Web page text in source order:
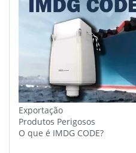
Exportação
Produtos Perigosos
O que é IMDG CODE?